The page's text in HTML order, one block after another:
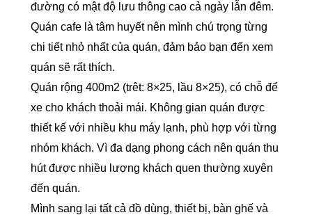
đường có mật độ lưu thông cao cả ngày lẫn đêm.
Quán cafe là tâm huyết nên mình chú trọng từng
chi tiết nhỏ nhất của quán, đảm bảo bạn đến xem
quán sẽ rất thích.
Quán rộng 400m2 (trêt: 8×25, lầu 8×25), có chỗ để
xe cho khách thoải mái. Không gian quán được
thiết kế với nhiều khu máy lạnh, phù hợp với từng
nhóm khách. Vì đa dạng phong cách nên quán thu
hút được nhiều lượng khách quen thường xuyên
đến quán.
Mình sang lại tất cả đồ dùng, thiết bị, bàn ghế và